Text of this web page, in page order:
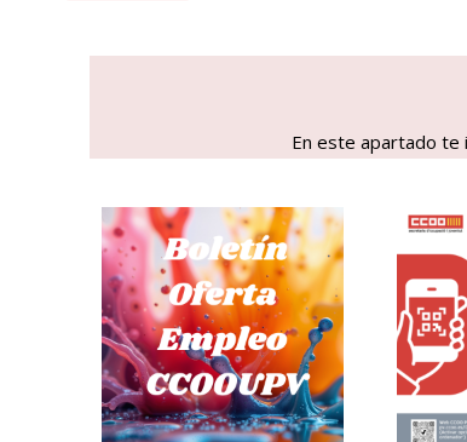
En este apartado te